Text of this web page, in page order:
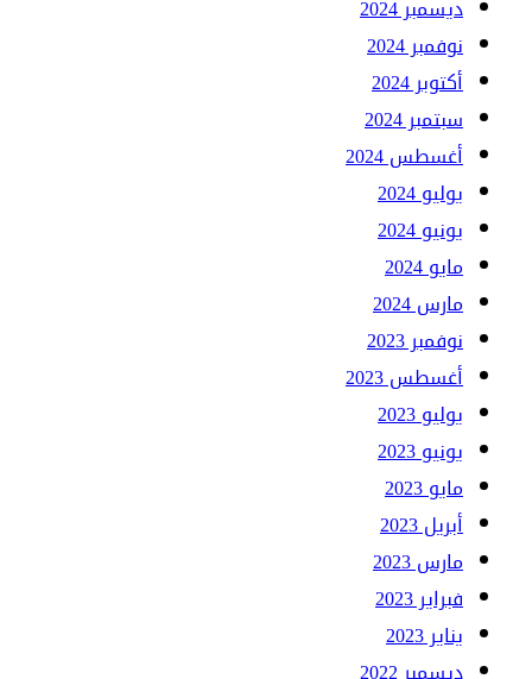
ديسمبر 2024
نوفمبر 2024
أكتوبر 2024
سبتمبر 2024
أغسطس 2024
يوليو 2024
يونيو 2024
مايو 2024
مارس 2024
نوفمبر 2023
أغسطس 2023
يوليو 2023
يونيو 2023
مايو 2023
أبريل 2023
مارس 2023
فبراير 2023
يناير 2023